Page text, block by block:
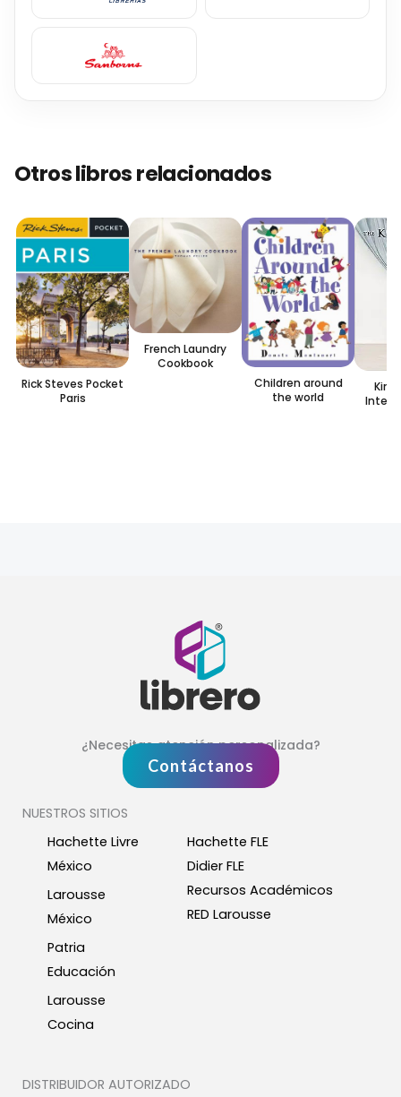
Otros libros relacionados
Rick Steves Pocket
Paris
French Laundry
Cookbook
Children around
the world
¿Necesitas atención personalizada?
Contáctanos
NUESTROS SITIOS
Hachette Livre
México
Larousse
México
Patria
Educación
Larousse
Cocina
Hachette FLE
Didier FLE
Recursos Académicos
RED Larousse
DISTRIBUIDOR AUTORIZADO